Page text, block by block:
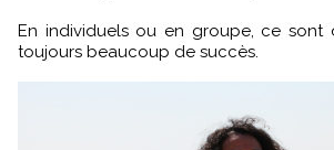
En individuels ou en groupe, ce sont
toujours beaucoup de succès.